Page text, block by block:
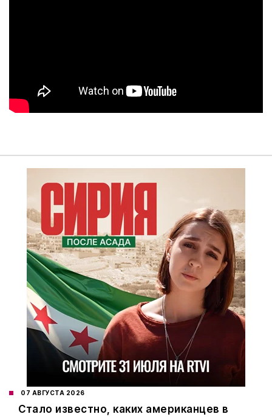
07 АВГУСТА 2026
Стало известно, каких американцев в